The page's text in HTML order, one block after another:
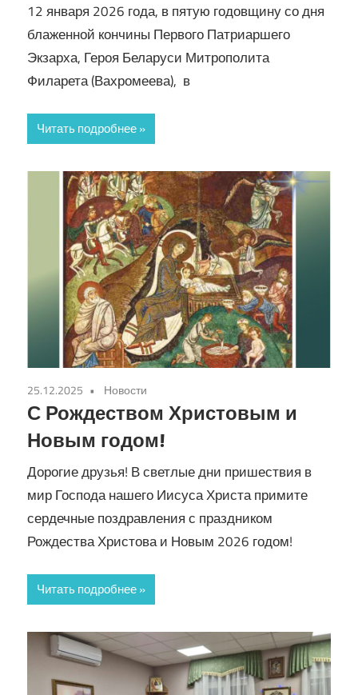
12 января 2026 года, в пятую годовщину со дня
блаженной кончины Первого Патриаршего
Экзарха, Героя Беларуси Митрополита
Филарета (Вахромеева), в
Читать подробнее
25.12.2025 Новости
С Рождеством Христовым и
Новым годом!
Дорогие друзья! В светлые дни пришествия в
мир Господа нашего Иисуса Христа примите
сердечные поздравления с праздником
Рождества Христова и Новым 2026 годом!
Читать подробнее